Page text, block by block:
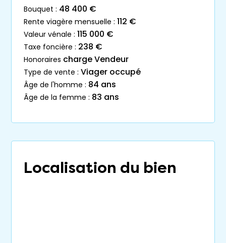
bouquet : 48 400 €
rente viagère mensuelle : 112 €
valeur vénale : 115 000 €
taxe foncière : 238 €
honoraires charge Vendeur
type de vente : Viager occupé
âge de l'homme : 84 ans
âge de la femme : 83 ans
Localisation du bien